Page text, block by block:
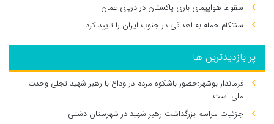
سقوط هواپیمای باری پاکستان در دریای عمان
سنتکام حمله به اهدافی در جنوب ایران را تایید کرد
پر بازدیدترین ها
فرماندار بوشهر:حضور باشکوه مردم در وداع با رهبر شهید تجلی وحدت
ملی است
جزئیات مراسم بزرگداشت رهبر شهید در شهرستان دشتی